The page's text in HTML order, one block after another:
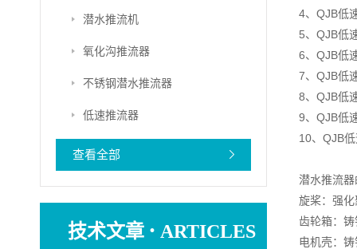
潜水推流机
氧化沟推流器
不锈钢潜水推流器
低速推流器
查看全部
技术文章 · ARTICLES
4、QJB低
5、QJB低
6、QJB低
7、QJB低
8、QJB低
9、QJB低
10、QJB
潜水推流
旋桨：强
齿轮箱：
电机壳：